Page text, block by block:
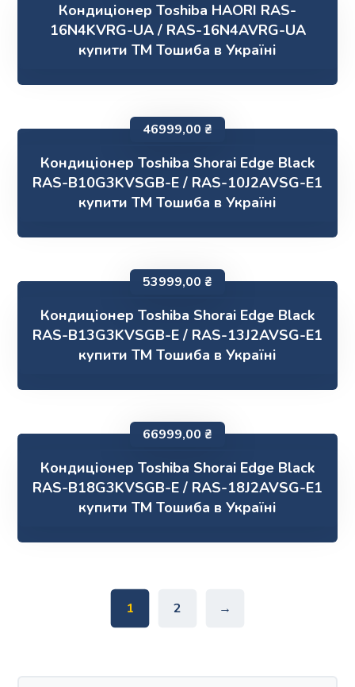
Кондиціонер Toshiba HAORI RAS-
16N4KVRG-UA / RAS-16N4AVRG-UA
купити ТМ Тошиба в Україні
Кондиціонер Toshiba Shorai Edge Black
RAS-B10G3KVSGB-E / RAS-10J2AVSG-E1
купити ТМ Тошиба в Україні
46999,00 ₴
Кондиціонер Toshiba Shorai Edge Black
RAS-B13G3KVSGB-E / RAS-13J2AVSG-E1
купити ТМ Тошиба в Україні
53999,00 ₴
Кондиціонер Toshiba Shorai Edge Black
RAS-B18G3KVSGB-E / RAS-18J2AVSG-E1
купити ТМ Тошиба в Україні
66999,00 ₴
1 2 →